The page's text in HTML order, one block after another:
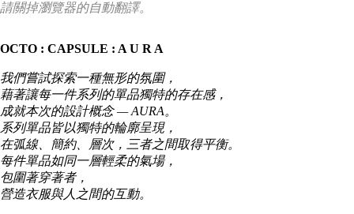
請關掉瀏覽器的自動翻譯。
OCTO : CAPSULE : A U R A
我們嘗試探索一種無形的氛圍，
藉著讓每一件系列的單品獨特的存在感，
成就本次的設計概念 — AURA。
系列單品皆以獨特的輪廓呈現，
在弧線、簡約、層次，三者之間取得平衡。
每件單品如同一層輕柔的氣場，
包圍著穿著者，
營造衣服與人之間的互動。